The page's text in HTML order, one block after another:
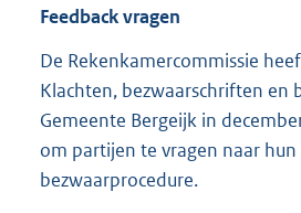
Feedback vragen
De Rekenkamercommissie
Klachten, bezwaarschriften en
Gemeente Bergeijk in
om partijen te vragen naar
bezwaarprocedure.